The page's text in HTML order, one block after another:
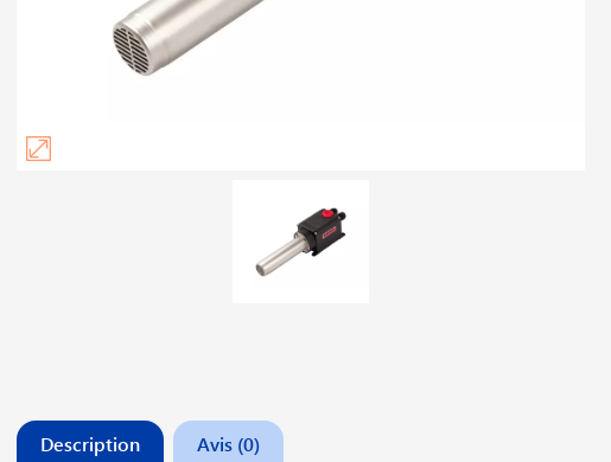
Description Avis (0)